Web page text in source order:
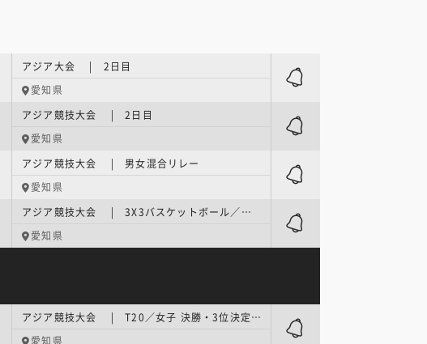
アジア大会 | 2日目
愛知県
アジア競技大会 | 2日目
愛知県
アジア競技大会 | 男女混合リレー
愛知県
アジア競技大会 | 3X3バスケットボール／予選
愛知県
アジア競技大会 | T20／女子 決勝・3位決定戦
愛知県